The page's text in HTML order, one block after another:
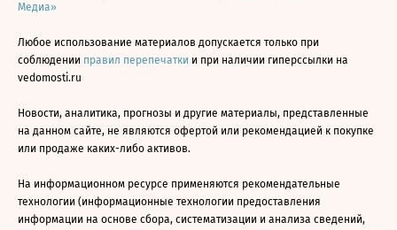
Медиа»
Любое использование материалов допускается только при
соблюдении правил перепечатки и при наличии гиперссылки на
vedomosti.ru
Новости, аналитика, прогнозы и другие материалы, представленные
на данном сайте, не являются офертой или рекомендацией к покупке
или продаже каких-либо активов.
На информационном ресурсе применяются рекомендательные
технологии (информационные технологии предоставления
информации на основе сбора, систематизации и анализа сведений,